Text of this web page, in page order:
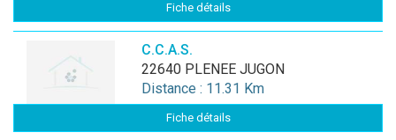
Fiche détails
C.C.A.S.
22640 PLENEE JUGON
Distance : 11.31 Km
Fiche détails